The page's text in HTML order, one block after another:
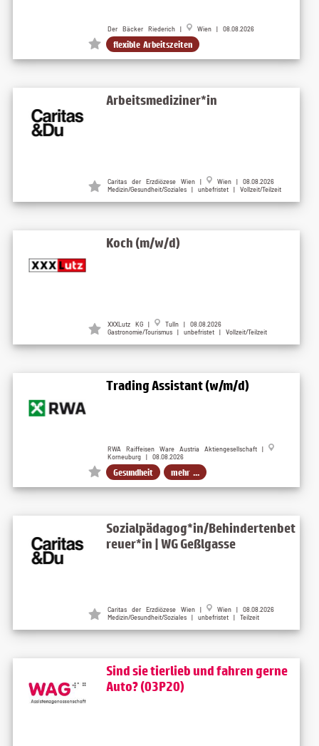
Der Bäcker Riederich | Wien | 08.08.2026
flexible Arbeitszeiten
Arbeitsmediziner*in
Caritas der Erzdiözese Wien | Wien | 08.08.2026
Medizin/Gesundheit/Soziales | unbefristet | Vollzeit/Teilzeit
Koch (m/w/d)
XXXLutz KG | Tulln | 08.08.2026
Gastronomie/Tourismus | unbefristet | Vollzeit/Teilzeit
Trading Assistant (w/m/d)
RWA Raiffeisen Ware Austria Aktiengesellschaft |
Korneuburg | 08.08.2026
Gesundheit mehr ...
Sozialpädagog*in/Behindertenbet
reuer*in | WG Geßlgasse
Caritas der Erzdiözese Wien | Wien | 08.08.2026
Medizin/Gesundheit/Soziales | unbefristet | Teilzeit
Sind sie tierlieb und fahren gerne
Auto? (03P20)